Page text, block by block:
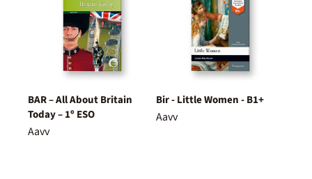
BAR – All About Britain
Today – 1º ESO
Aavv
Bir - Little Women - B1+
Aavv